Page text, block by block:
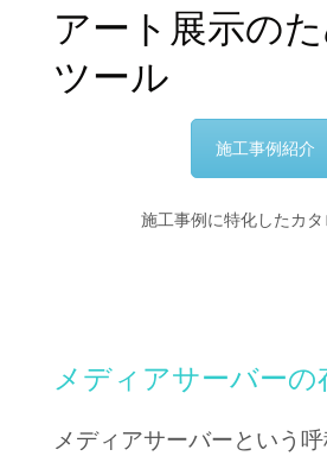
アート展示の
ツール
施工事例紹介
施工事例に特化したカ
メディアサーバーの
メディアサーバーという